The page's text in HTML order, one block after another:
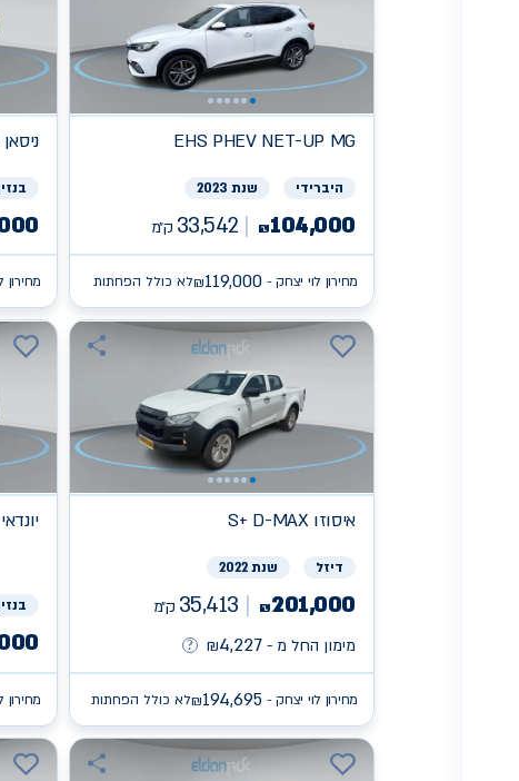
MG
EHS PHEV NET-UP
היברידי שנת 2023
₪104,000
33,542 ק״מ
מחירון לוי יצחק - ₪119,000 לא כולל הפחתות
ניסאן
מחירון
איסוזוS+ D-MAX
דיזל שנת 2022
₪201,000
35,413 ק״מ
מימון החל מ -
₪4,227
מחירון לוי יצחק - ₪194,695 לא כולל הפחתות
יונדאי
מחירון